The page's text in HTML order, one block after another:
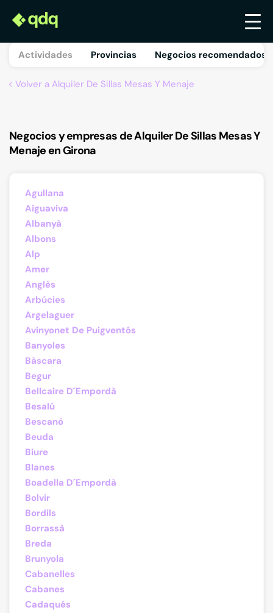
Actividades Provincias Negocios recomendados
Volver a Alquiler De Sillas Mesas Y Menaje
Negocios y empresas de Alquiler De Sillas Mesas Y
Menaje en Girona
Agullana
Aiguaviva
Albanyà
Albons
Alp
Amer
Anglès
Arbúcies
Argelaguer
Avinyonet De Puigventós
Banyoles
Bàscara
Begur
Bellcaire D´Empordà
Besalú
Bescanó
Beuda
Biure
Blanes
Boadella D´Empordà
Bolvir
Bordils
Borrassà
Breda
Brunyola
Cabanelles
Cabanes
Cadaqués